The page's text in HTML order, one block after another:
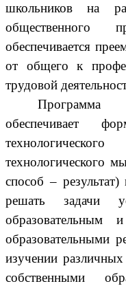
школьников на
общественного
обеспечивается
от общего к
трудовой
Программа
обеспечивает
технологического
способ – результат)
решать задачи
образовательным
образовательными
изучении
собственными